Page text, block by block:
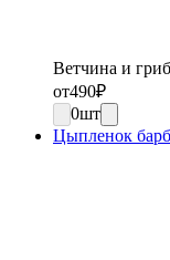
Ветчина и
от490₽
0шт
Цыпленок